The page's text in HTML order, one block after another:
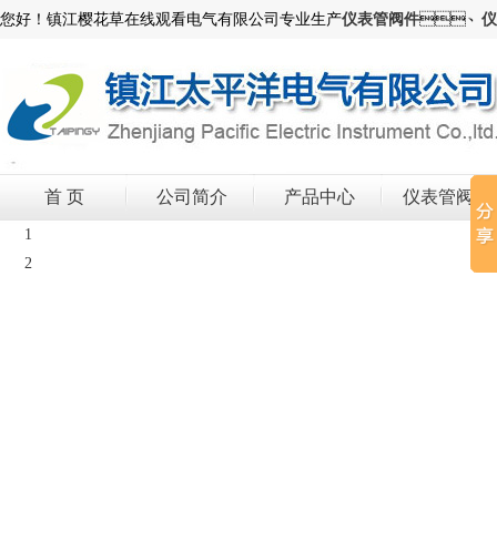
您好！镇江樱花草在线观看电气有限公司专业生产仪表管阀件、
首 页 公司简介 产品中心 仪表管阀件
1
2